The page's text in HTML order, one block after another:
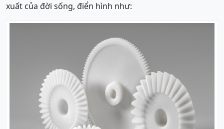
xuất của đời sống, điển hình như: